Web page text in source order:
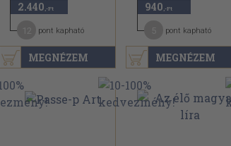
MEGNÉZEM
2.440 ,-Ft
pont kapható
MEGNÉZEM
940 ,-Ft
pont kapható